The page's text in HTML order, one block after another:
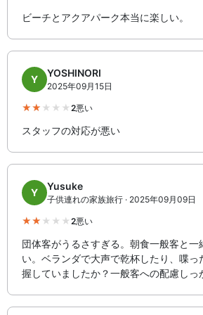
ビーチとアクアパーク本当に楽しい。
Y
YOSHINORI
2025年09月15日
2悪い
スタッフの対応が悪い
Y
Yusuke
子供連れの家族旅行 · 2025年09月09日
2悪い
団体客がうるさすぎる。朝食一般客と一
い。ベランダで大声で乾杯したり、喋っ
握していましたか？一般客への配慮しっ